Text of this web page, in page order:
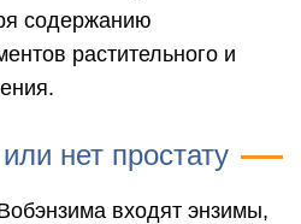
содержанию
растительного и
нет простату
входят энзимы,